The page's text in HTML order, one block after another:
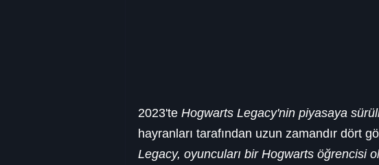
2023'te Hogwarts Legacy'nin piyasaya
hayranları tarafından uzun zamandır dört
Legacy, oyuncuları bir Hogwarts öğrencisi